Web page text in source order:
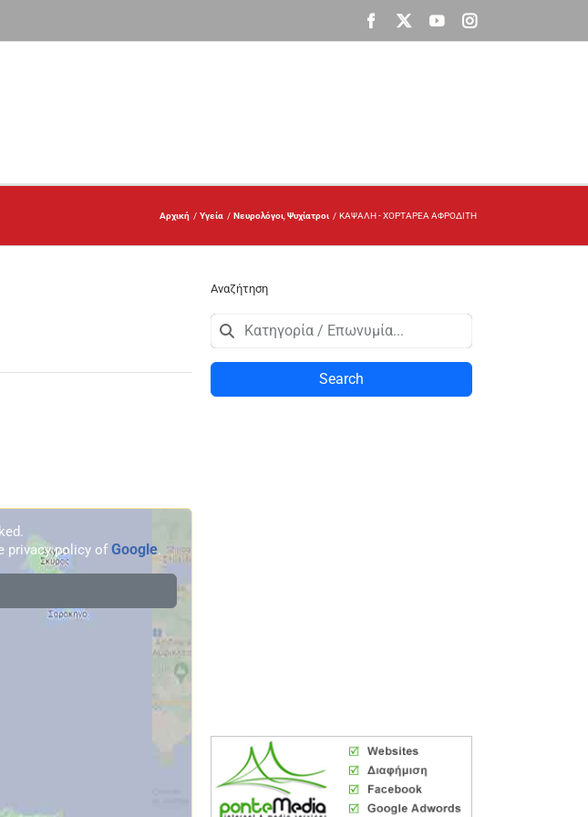
Facebook
X YouTubeInstagram
Αρχική Υγεία Νευρολόγοι Ψυχίατροι ΚΑΨΑΛΗ - ΧΟΡΤΑΡΕΑ ΑΦΡΟΔΙΤΗ
privacy policy of Google.
Αναζήτηση
Search